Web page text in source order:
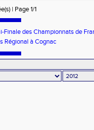
| Page 1/1
Finale des Championnats de
Régional à Cognac